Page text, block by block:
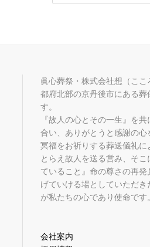
眞心葬祭・株式会社想（ここ
都府北部の京丹後市にある葬
す。
『故人の心とその一生』を共
合い、ありがとうと感謝の心
冥福をお祈りする葬送儀礼に
とらえ故人を送る営み、そこ
ていること』命の尊さの再発
げていける場としていただき
が私たちの心であり使命です。
会社案内